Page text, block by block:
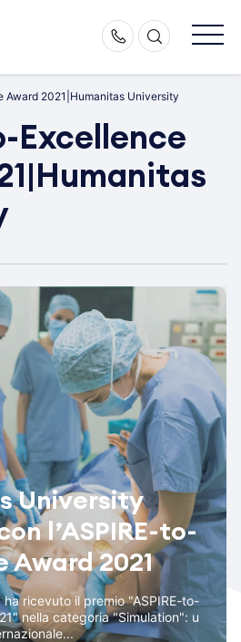
Award 2021|Humanitas University
Excellence
University
l’ASPIRE-to-
Award 2021
ricevuto il premio "ASPIRE-to-
nella categoria "Simulation": u